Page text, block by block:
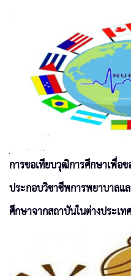
การขอเทียบวุฒิการศึกษาเพื่อ
ประกอบวิชาชีพการพยาบาลแ
ศึกษาจากสถาบันในต่างประเทศ